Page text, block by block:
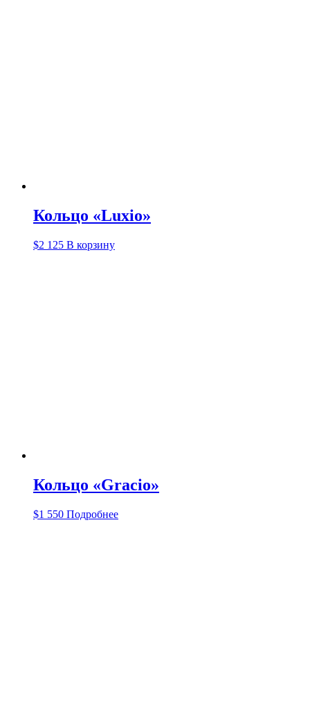
Кольцо «Luxio»
$2 125 В корзину
Кольцо «Gracio»
$1 550 Подробнее